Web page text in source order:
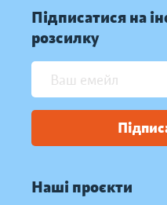
Підписатися на
розсилку
Наші проєкти